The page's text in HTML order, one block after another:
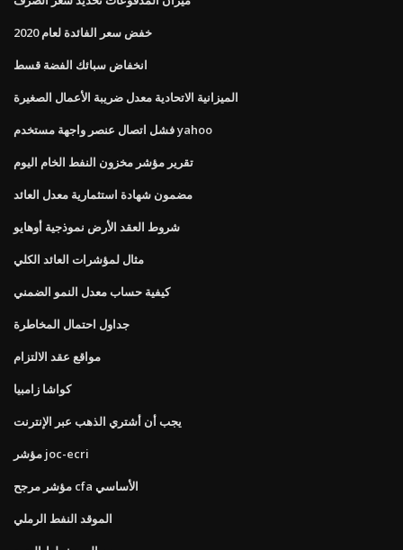
خفض سعر الفائدة لعام 2020
انخفاض سبائك الفضة قسط
الميزانية الاتحادية معدل ضريبة الأعمال الصغيرة
فشل اتصال عنصر واجهة مستخدم yahoo
تقرير مؤشر مخزون النفط الخام اليوم
مضمون شهادة استثمارية معدل العائد
شروط العقد الأرض نموذجية أوهايو
مثال لمؤشرات العائد الكلي
كيفية حساب معدل النمو الضمني
جداول احتمال المخاطرة
مواقع عقد الالتزام
كواشا زامبيا
يجب أن أشتري الذهب عبر الإنترنت
مؤشر joc-ecri
مؤشر مرجح cfa الأساسي
الموقد النفط الرملي